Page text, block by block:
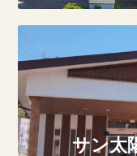
サン太